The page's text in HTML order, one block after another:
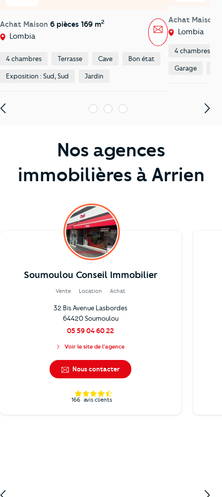
Achat Maison 6 pièces 169 m2
Lombia
Message
4 chambres Terrasse Cave Bon état
Exposition : Sud, Sud Jardin
Achat Maison
Lombia
4 chambres
Garage
1 2 3
Nos agences
immobilières à Arrien
Soumoulou Conseil Immobilier
Vente Location Achat
32 Bis Avenue Lasbordes
64420 Soumoulou
05 59 04 60 22
Voir le site de l'agence
Nous contacter
166 avis clients